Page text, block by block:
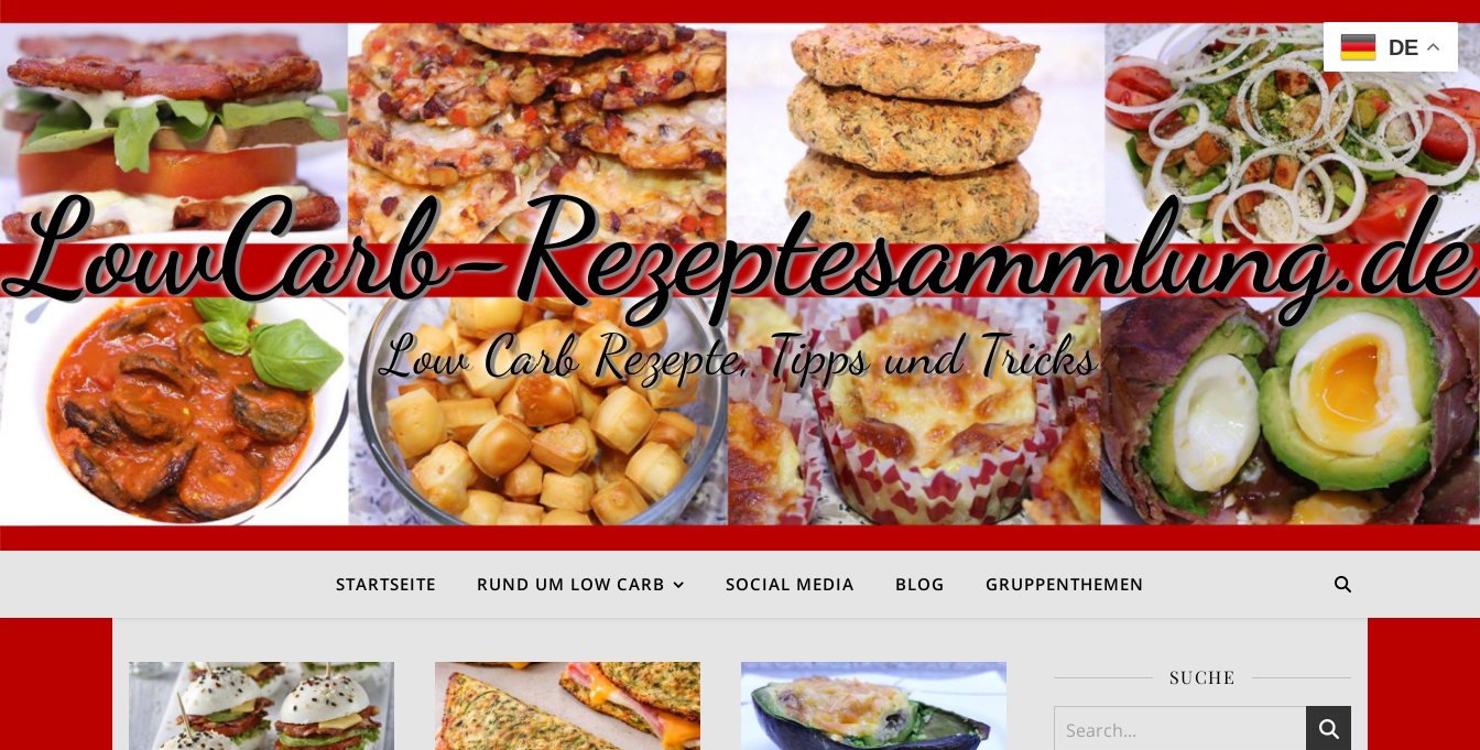
LowCarb-Rezeptesammlung.de
Low Carb Rezepte, Tipps und Tricks
STARTSEITE RUND UM LOW CARB SOCIAL MEDIA BLOG GRUPPENTHEMEN
SUCHE
DE